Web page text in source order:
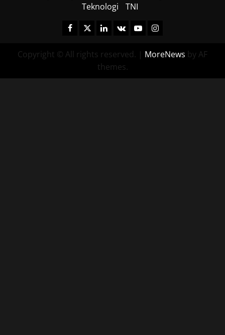
Teknologi
TNI
Facebook
TwitterLinkedin
VK YoutubeInstagram
Copyright © All rights reserved. | MoreNews by AF
themes.